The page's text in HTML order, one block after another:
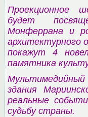
Проекционное
будет
Монферрана и
архитектурного
покажут 4
памятника
здания
реальные
судьбу страны.